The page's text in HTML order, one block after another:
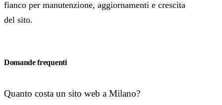
fianco per manutenzione, aggiornamenti e crescita
del sito.
Domande frequenti
Quanto costa un sito web a Milano?